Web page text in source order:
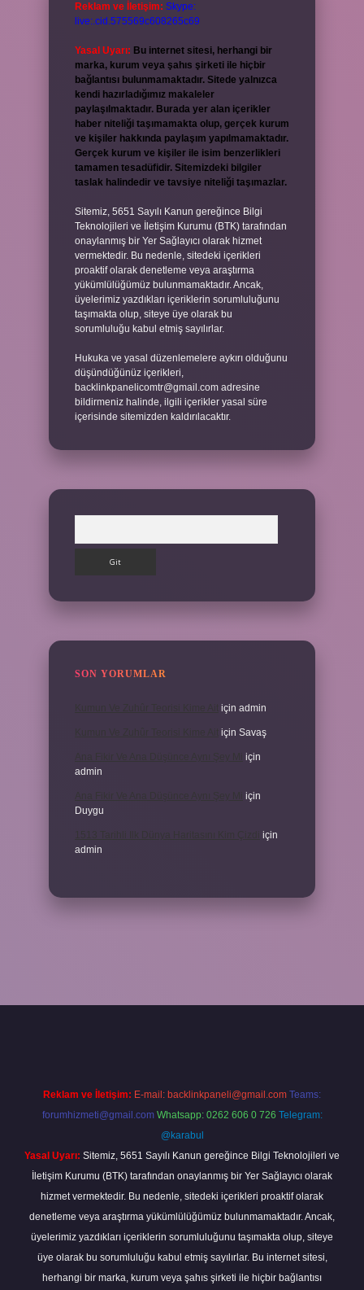
Reklam ve İletişim: Skype:
live:.cid.575569c608265c69
Yasal Uyarı: Bu internet sitesi, herhangi bir
marka, kurum veya şahıs şirketi ile hiçbir
bağlantısı bulunmamaktadır. Sitede yalnızca
kendi hazırladığımız makaleler
paylaşılmaktadır. Burada yer alan içerikler
haber niteliği taşımamakta olup, gerçek kurum
ve kişiler hakkında paylaşım yapılmamaktadır.
Gerçek kurum ve kişiler ile isim benzerlikleri
tamamen tesadüfidir. Sitemizdeki bilgiler
taslak halindedir ve tavsiye niteliği taşımazlar.
Sitemiz, 5651 Sayılı Kanun gereğince Bilgi
Teknolojileri ve İletişim Kurumu (BTK) tarafından
onaylanmış bir Yer Sağlayıcı olarak hizmet
vermektedir. Bu nedenle, sitedeki içerikleri
proaktif olarak denetleme veya araştırma
yükümlülüğümüz bulunmamaktadır. Ancak,
üyelerimiz yazdıkları içeriklerin sorumluluğunu
taşımakta olup, siteye üye olarak bu
sorumluluğu kabul etmiş sayılırlar.
Hukuka ve yasal düzenlemelere aykırı olduğunu
düşündüğünüz içerikleri,
backlinkpanelicomtr@gmail.com adresine
bildirmeniz halinde, ilgili içerikler yasal süre
içerisinde sitemizden kaldırılacaktır.
SON YORUMLAR
için admin
için Savaş
için
admin
için
Duygu
1513 Tarihli Ilk Dünya Haritasını Kim Çizdi
için
admin
Reklam ve İletişim: E-mail: backlinkpaneli@gmail.com Teams:
forumhizmeti@gmail.com Whatsapp: 0262 606 0 726 Telegram:
@karabul
Yasal Uyarı: Sitemiz, 5651 Sayılı Kanun gereğince Bilgi Teknolojileri ve
İletişim Kurumu (BTK) tarafından onaylanmış bir Yer Sağlayıcı olarak
hizmet vermektedir. Bu nedenle, sitedeki içerikleri proaktif olarak
denetleme veya araştırma yükümlülüğümüz bulunmamaktadır. Ancak,
üyelerimiz yazdıkları içeriklerin sorumluluğunu taşımakta olup, siteye
üye olarak bu sorumluluğu kabul etmiş sayılırlar. Bu internet sitesi,
herhangi bir marka, kurum veya şahıs şirketi ile hiçbir bağlantısı